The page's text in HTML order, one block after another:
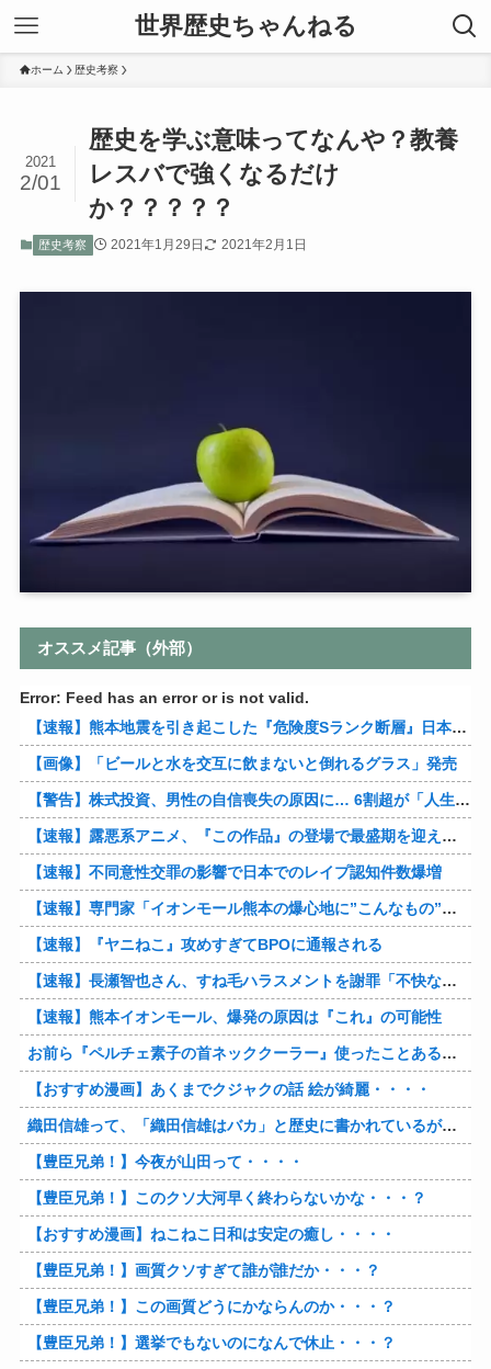
世界歴史ちゃんねる
ホーム 歴史考察
歴史を学ぶ意味ってなんや？教養
レスバで強くなるだけ
か？？？？？
2021
2/01
歴史考察 2021年1月29日 2021年2月1日
オススメ記事（外部）
Error: Feed has an error or is not valid.
【速報】熊本地震を引き起こした『危険度Sランク断層』日本のド真ん中に10カ所もあると判明
【画像】「ビールと水を交互に飲まないと倒れるグラス」発売
【警告】株式投資、男性の自信喪失の原因に… 6割超が「人生の敗者」自認
【速報】露悪系アニメ、『この作品』の登場で最盛期を迎えてしまう…
【速報】不同意性交罪の影響で日本でのレイプ認知件数爆増
【速報】専門家「イオンモール熊本の爆心地に”こんなもの”があったんだけど…」
【速報】『ヤニねこ』攻めすぎてBPOに通報される
【速報】長瀬智也さん、すね毛ハラスメントを謝罪「不快な思いをさせて申し訳ありませんでした」
【速報】熊本イオンモール、爆発の原因は『これ』の可能性
お前ら『ペルチェ素子の首ネッククーラー』使ったことあるか？
【おすすめ漫画】あくまでクジャクの話 絵が綺麗・・・・
織田信雄って、「織田信雄はバカ」と歴史に書かれているが今まで家が残っているんでバカではないよな？
【豊臣兄弟！】今夜が山田って・・・・
【豊臣兄弟！】このクソ大河早く終わらないかな・・・？
【おすすめ漫画】ねこねこ日和は安定の癒し・・・・
【豊臣兄弟！】画質クソすぎて誰が誰だか・・・？
【豊臣兄弟！】この画質どうにかならんのか・・・？
【豊臣兄弟！】選挙でもないのになんで休止・・・？